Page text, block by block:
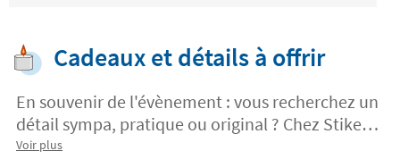
Cadeaux et détails à offrir
En souvenir de l'évènement : vous recherchez un
détail sympa, pratique ou original ? Chez Stikets,
vous trouverez les
Voir plus